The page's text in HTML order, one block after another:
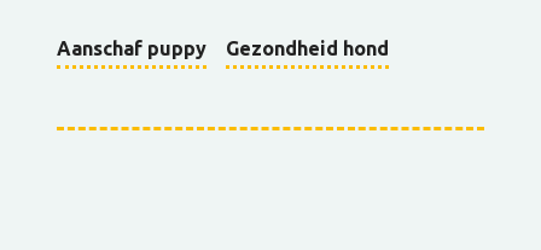
Aanschaf puppy Gezondheid hond